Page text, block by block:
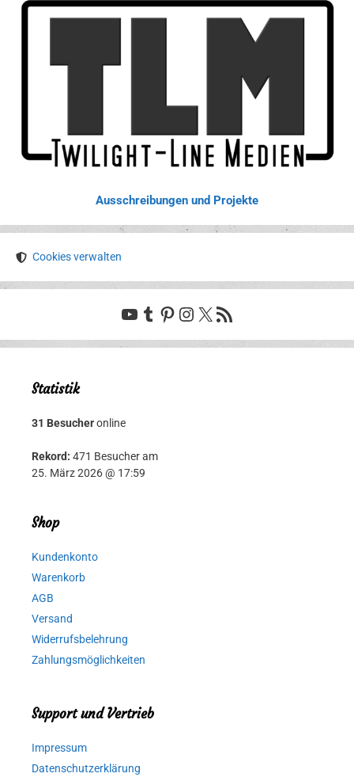
Ausschreibungen und Projekte
Cookies verwalten
YouTube
Tumblr
Pinterest
Instagram
X RSS-Feed
Statistik
31 Besucheronline
Rekord: 471 Besucher am
25. März 2026 @ 17:59
Shop
Kundenkonto
Warenkorb
AGB
Versand
Widerrufsbelehrung
Zahlungsmöglichkeiten
Support und Vertrieb
Impressum
Datenschutzerklärung